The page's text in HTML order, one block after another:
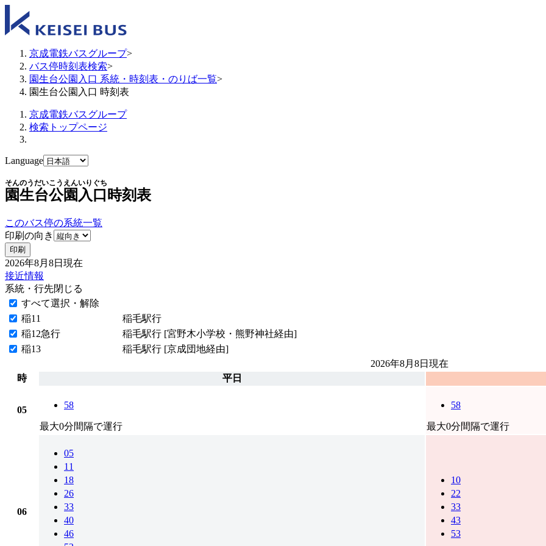
京成電鉄バスグループ>
バス停時刻表検索>
園生台公園入口 系統・時刻表・のりば一覧>
園生台公園入口 時刻表
京成電鉄バスグループ
検索トップページ
Language
園生台公園入口
そんのうだいこうえんいりぐち
時刻表
このバス停の系統一覧
印刷の向き
印刷
2026年8月8日 現在
接近情報
系統・行先閉じる
すべて選択・解除
稲11
稲毛駅行
稲12急行
稲毛駅行 [宮野木小学校・熊野神社経由]
稲13
稲毛駅行 [京成団地経由]
2026年8月8日 現在
時
平日
05 58
最大0分間隔で運行
58
最大0分間隔で運行
06
05
11
18
26
33
40
46
10
22
33
43
53